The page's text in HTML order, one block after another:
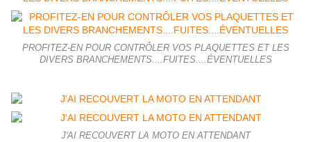
PROFITEZ-EN POUR CONTRÔLER VOS PLAQUETTES ET LES
DIVERS BRANCHEMENTS....FUITES....ÉVENTUELLES
J'AI RECOUVERT LA MOTO EN ATTENDANT